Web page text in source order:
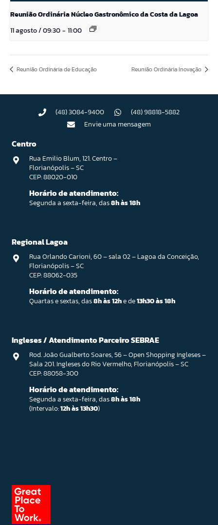
Reunião Ordinária Núcleo Gastronômico da Costa da Lagoa
11 agosto / 09:30- 11:00
Reunião Ordinária de Educação Reunião Ordinária Inovação
(48) 3084-9400
(48) 98818-5882
Envie uma mensagem
Centro
Rua Emilio Blum, 121. Centro –
Florianópolis – SC
CEP: 88020-010
Horário de atendimento:
Segunda a sexta-feira, das8h às 18h
Regional Lagoa
Rua Orlando Carioni, 60 – sala 02 – Lagoa da Conceição,
Florianópolis – SC
CEP: 88062-035
Horário de atendimento:
Quartas e sextas, das8h às 12he de13h30 às 18h
Ingleses / Atendimento Parceiro SEBRAE
Rod. João Gualberto Soares, 56 – Open Shopping Ingleses –
Sala 201. Ingleses do Rio Vermelho, Florianópolis – SC
CEP: 88058-300
Horário de atendimento:
Segunda a sexta-feira, das8h às 18h
(Intervalo:12h às 13h30)